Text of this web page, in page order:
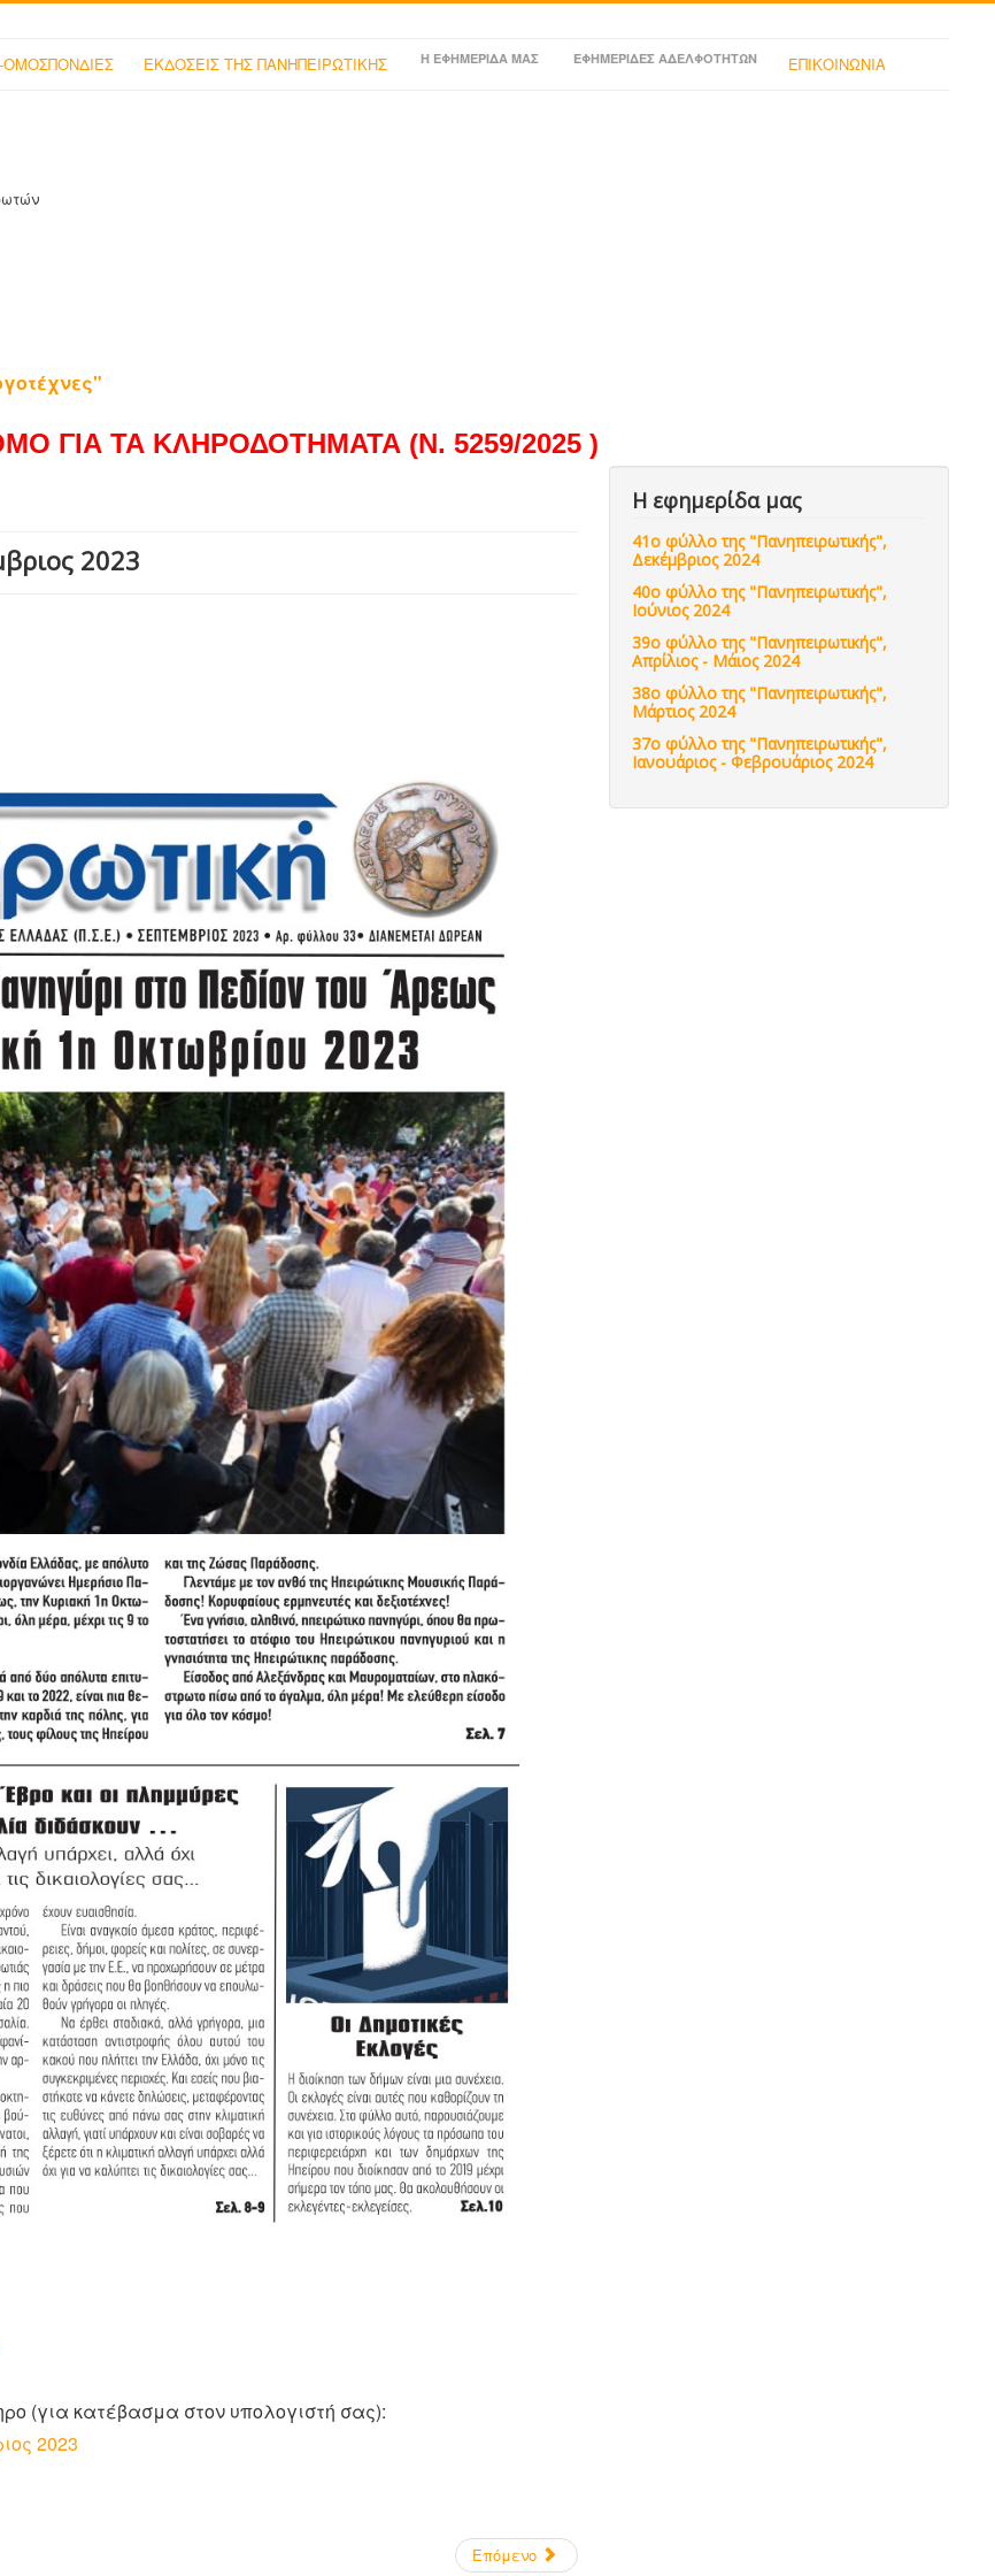
ΕΚΔΟΣΕΙΣ ΤΗΣ ΠΑΝΗΠΕΙΡΩΤΙΚΗΣ Η ΕΦΗΜΕΡΙΔΑ ΜΑΣ ΕΦΗΜΕΡΙΔΕΣ ΑΔΕΛΦΟΤΗΤΩΝ ΕΠΙΚΟΙΝΩΝΙΑ
ΓΙΑ ΤΑ ΚΛΗΡΟΔΟΤΗΜΑΤΑ (Ν. 5259/2025 )
2023
(για κατέβασμα στον υπολογιστή σας):
2023
Επόμενο
Η εφημερίδα μας
41ο φύλλο της "Πανηπειρωτικής",
Δεκέμβριος 2024
40ο φύλλο της "Πανηπειρωτικής",
Ιούνιος 2024
39ο φύλλο της "Πανηπειρωτικής",
Απρίλιος - Μάιος 2024
38ο φύλλο της "Πανηπειρωτικής",
Μάρτιος 2024
37ο φύλλο της "Πανηπειρωτικής",
Ιανουάριος - Φεβρουάριος 2024